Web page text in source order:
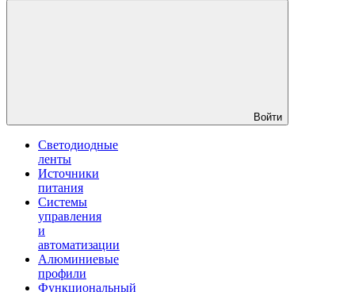
Войти
Светодиодные
ленты
Источники
питания
Системы
управления
и
автоматизации
Алюминиевые
профили
Функциональный